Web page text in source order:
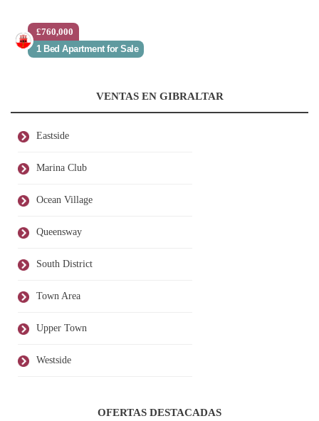
£760,000
1 Bed Apartment for Sale
VENTAS EN GIBRALTAR
Eastside
Marina Club
Ocean Village
Queensway
South District
Town Area
Upper Town
Westside
OFERTAS DESTACADAS